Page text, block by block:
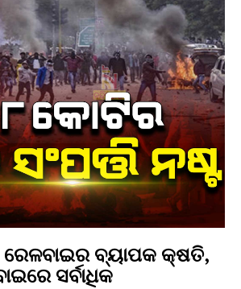
ରେଳବାଇର ବ୍ୟାପକ କ୍ଷତି,
ସର୍ବାଧିକ